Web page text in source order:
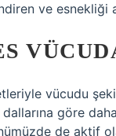
ve esnekliği
vücudu
göre
de aktif